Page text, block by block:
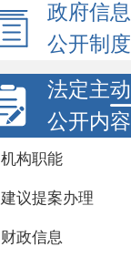
政府信息
公开制度
法定主动
公开内容
机构职能
建议提案办理
财政信息